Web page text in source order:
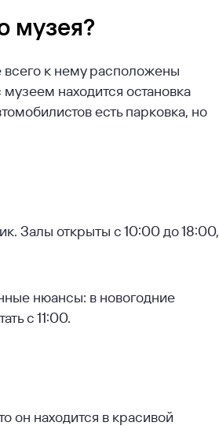
музея?
к нему расположены
находится остановка
есть парковка, но
Залы открыты с 10:00 до 18:00,
нюансы: в новогодние
с 11:00.
он находится в красивой